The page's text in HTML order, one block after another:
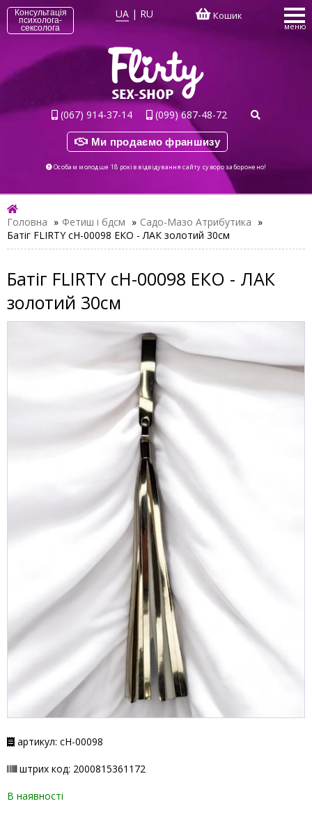
Консультація
психолога-
сексолога
UA | RU Кошик
меню
(067) 914-37-14 (099) 687-48-72
Ми продаємо франшизу
Особам молодше 18 років відвідування сайту суворо заборонено!
Головна » Фетиш і бдсм » Садо-Мазо Атрибутика »
Батіг FLIRTY cH-00098 ЕКО - ЛАК золотий 30см
Батіг FLIRTY cH-00098 ЕКО - ЛАК
золотий 30см
артикул: cH-00098
штрих код: 2000815361172
В наявності